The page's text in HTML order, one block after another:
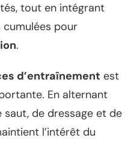
tout en intégrant
pour
.
d’entraînement est
En alternant
de dressage et de
l’intérêt du